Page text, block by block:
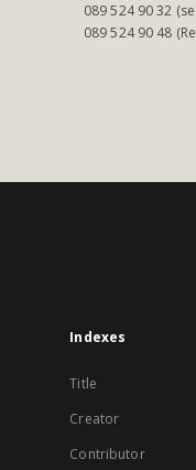
089 524 90 32
089 524 90 48
Indexes
Title
Creator
Contributor